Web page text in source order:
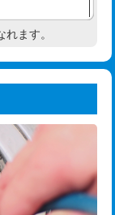
円
円
調査
円
円
円
ます。